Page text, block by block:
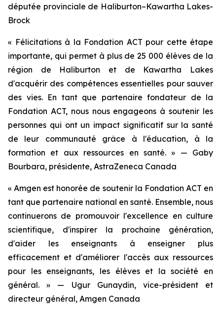
députée provinciale de Haliburton–Kawartha Lakes-
Brock
« Félicitations à la Fondation ACT pour cette étape
importante, qui permet à plus de 25 000 élèves de la
région de Haliburton et de Kawartha Lakes
d'acquérir des compétences essentielles pour sauver
des vies. En tant que partenaire fondateur de la
Fondation ACT, nous nous engageons à soutenir les
personnes qui ont un impact significatif sur la santé
de leur communauté grâce à l'éducation, à la
formation et aux ressources en santé. » — Gaby
Bourbara, présidente, AstraZeneca Canada
« Amgen est honorée de soutenir la Fondation ACT en
tant que partenaire national en santé. Ensemble, nous
continuerons de promouvoir l'excellence en culture
scientifique, d'inspirer la prochaine génération,
d'aider les enseignants à enseigner plus
efficacement et d'améliorer l'accès aux ressources
pour les enseignants, les élèves et la société en
général. » — Ugur Gunaydin, vice-président et
directeur général, Amgen Canada